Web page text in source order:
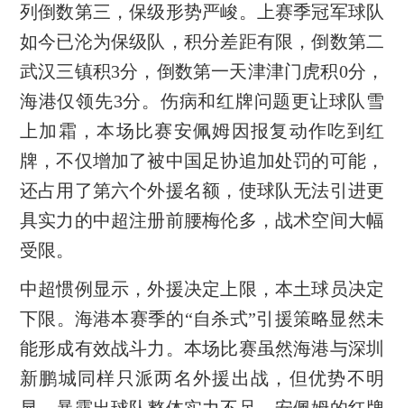
列倒数第三，保级形势严峻。上赛季冠军球队
如今已沦为保级队，积分差距有限，倒数第二
武汉三镇积3分，倒数第一天津津门虎积0分，
海港仅领先3分。伤病和红牌问题更让球队雪
上加霜，本场比赛安佩姆因报复动作吃到红
牌，不仅增加了被中国足协追加处罚的可能，
还占用了第六个外援名额，使球队无法引进更
具实力的中超注册前腰梅伦多，战术空间大幅
受限。
中超惯例显示，外援决定上限，本土球员决定
下限。海港本赛季的“自杀式”引援策略显然未
能形成有效战斗力。本场比赛虽然海港与深圳
新鹏城同样只派两名外援出战，但优势不明